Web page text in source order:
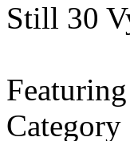
Still 30